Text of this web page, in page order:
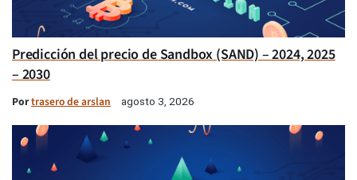
Predicción del precio de Sandbox (SAND) – 2024, 2025
– 2030
Portrasero de arslan agosto 3, 2026